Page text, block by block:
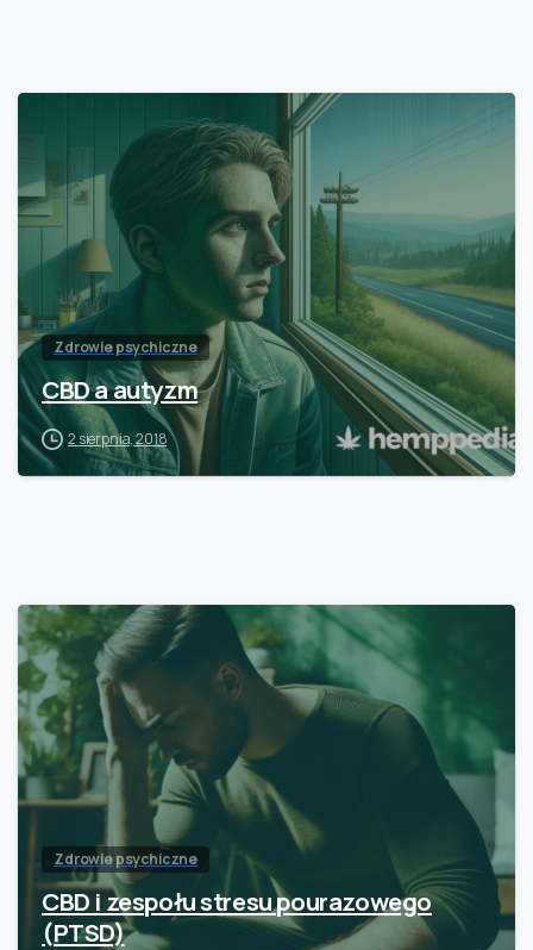
Zdrowie psychiczne
CBD a autyzm
2 sierpnia, 2018
Zdrowie psychiczne
CBD i zespołu stresu pourazowego
(PTSD)